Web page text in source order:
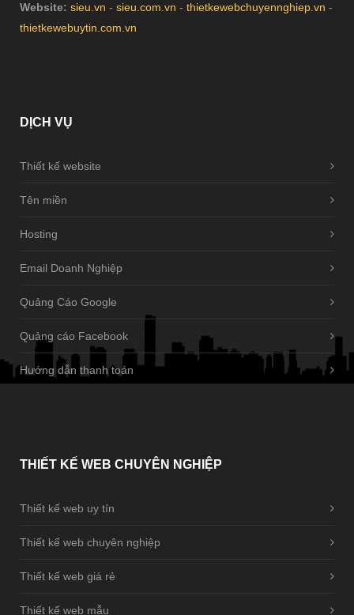
Website: sieu.vn - sieu.com.vn - thietkewebchuyennghiep.vn -
thietkewebuytin.com.vn
DỊCH VỤ
Thiết kế website
Tên miền
Hosting
Email Doanh Nghiệp
Quảng Cáo Google
Quảng cáo Facebook
Hướng dẫn thanh toán
THIẾT KẾ WEB CHUYÊN NGHIỆP
Thiết kế web uy tín
Thiết kế web chuyên nghiệp
Thiết kế web giá rẻ
Thiết kế web mẫu